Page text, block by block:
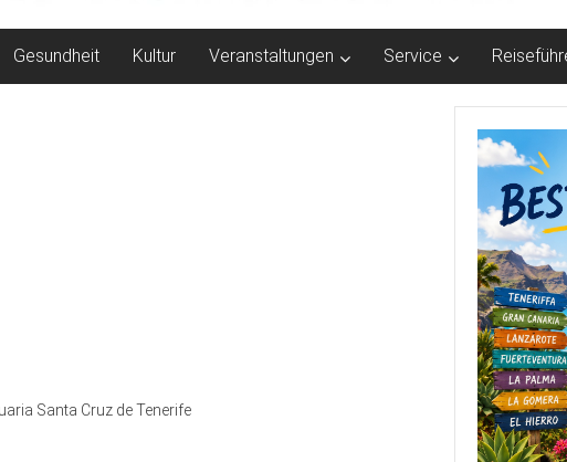
Gesundheit Kultur Veranstaltungen Service
Santa Cruz de Tenerife